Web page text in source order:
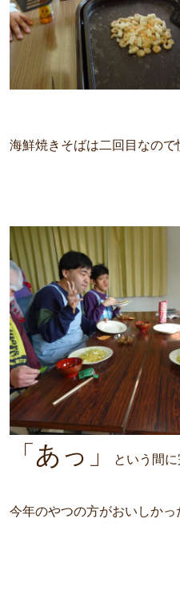
海鮮焼きそばは二回目なので
「あっ」 という間に
今年のやつの方がおいしかっ